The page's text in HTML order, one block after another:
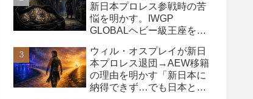
新日本プロレス参戦時の苦
悩を明かす。IWGP
GLOBALヘビー級王座を
挫
ウィル・オスプレイが新日
本プロレス退団→AEW移籍
の理由を明かす「新日本に
納得できず…でも日本との